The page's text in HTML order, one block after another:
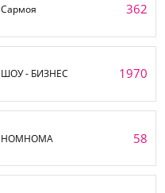
Сармоя 362
ШОУ - БИЗНЕС 1970
НОМНОМА 58